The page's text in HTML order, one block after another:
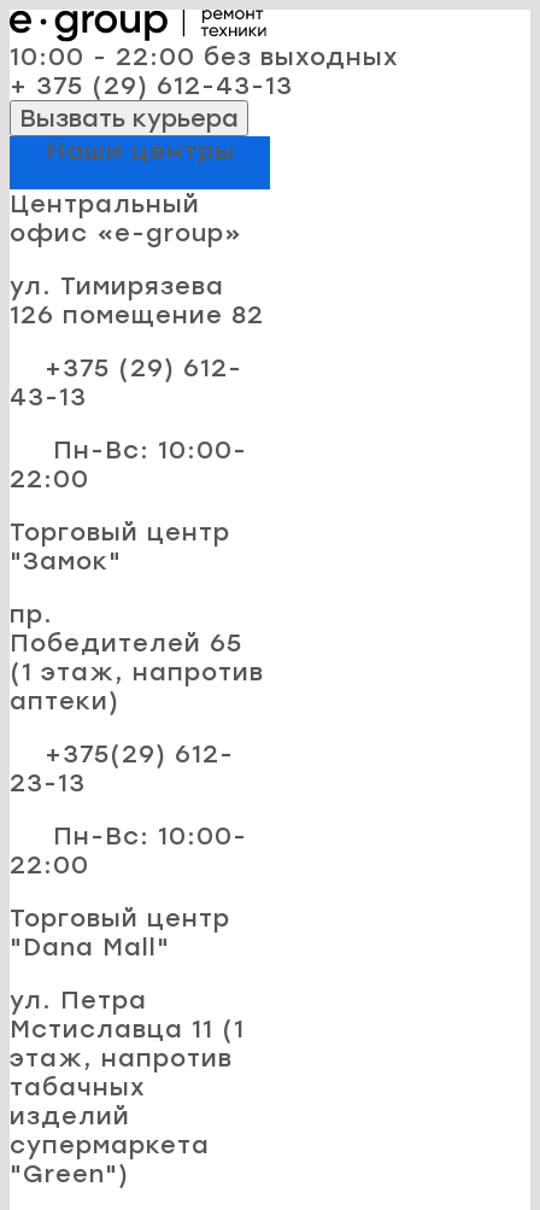
10:00 - 22:00 без выходных
+ 375 (29) 612-43-13
Вызвать курьера
Наши центры
Центральный
офис «e-group»
ул. Тимирязева
126 помещение 82
+375 (29) 612-
43-13
Пн-Вс: 10:00-
22:00
Торговый центр
"Замок"
пр.
Победителей 65
(1 этаж, напротив
аптеки)
+375(29) 612-
23-13
Пн-Вс: 10:00-
22:00
Торговый центр
"Dana Mall"
ул. Петра
Мстиславца 11 (1
этаж, напротив
табачных
изделий
супермаркета
"Green")